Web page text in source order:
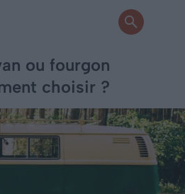
ou fourgon
choisir ?